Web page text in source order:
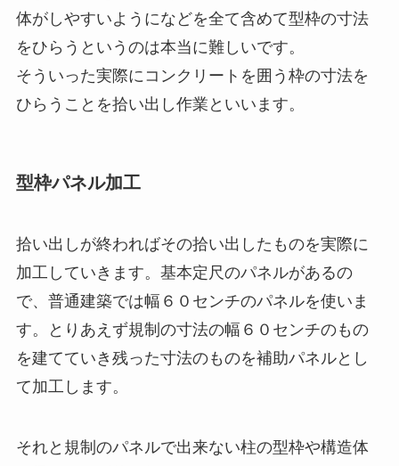
体がしやすいようになどを全て含めて型枠の寸法
をひらうというのは本当に難しいです。
そういった実際にコンクリートを囲う枠の寸法を
ひらうことを拾い出し作業といいます。
型枠パネル加工
拾い出しが終わればその拾い出したものを実際に
加工していきます。基本定尺のパネルがあるの
で、普通建築では幅６０センチのパネルを使いま
す。とりあえず規制の寸法の幅６０センチのもの
を建てていき残った寸法のものを補助パネルとし
て加工します。
それと規制のパネルで出来ない柱の型枠や構造体